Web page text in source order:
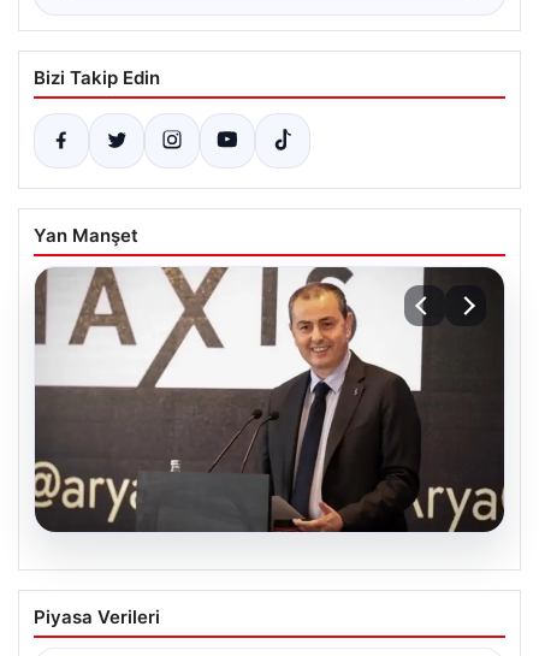
Bizi Takip Edin
Yan Manşet
İş Bankası Yönetiminde Sürpriz
Değişiklik: Hakan Aran Görevini
Piyasa Verileri